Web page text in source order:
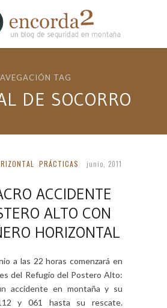
TAG
DE SOCORRO
PRÁCTICAS junio, 2011
ACCIDENTE
ALTO CON
HORIZONTAL
a las 22 horas comenzará en
del Refugio del Postero Alto:
accidente en montaña y su
y 061 hasta su rescate.